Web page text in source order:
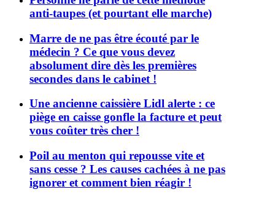
anti-taupes (et pourtant elle marche)
Marre de ne pas être écouté par le
médecin ? Ce que vous devez
absolument dire dès les premières
secondes dans le cabinet !
Une ancienne caissière Lidl alerte : ce
piège en caisse gonfle la facture et peut
vous coûter très cher !
Poil au menton qui repousse vite et
sans cesse ? Les causes cachées à ne pas
ignorer et comment bien réagir !